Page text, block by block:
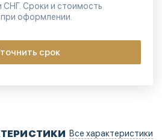
СНГ. Сроки и стоимость
оформлении.
срок
Все характеристики